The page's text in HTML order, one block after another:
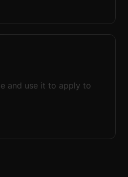
and use it to apply to